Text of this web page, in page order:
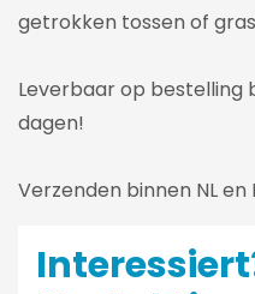
getrokken tossen of
Leverbaar op bestelling
dagen!
Verzenden binnen NL